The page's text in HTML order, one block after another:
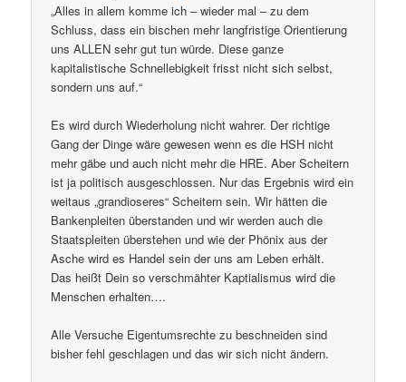
„Alles in allem komme ich – wieder mal – zu dem
Schluss, dass ein bischen mehr langfristige Orientierung
uns ALLEN sehr gut tun würde. Diese ganze
kapitalistische Schnellebigkeit frisst nicht sich selbst,
sondern uns auf.“
Es wird durch Wiederholung nicht wahrer. Der richtige
Gang der Dinge wäre gewesen wenn es die HSH nicht
mehr gäbe und auch nicht mehr die HRE. Aber Scheitern
ist ja politisch ausgeschlossen. Nur das Ergebnis wird ein
weitaus „grandioseres“ Scheitern sein. Wir hätten die
Bankenpleiten überstanden und wir werden auch die
Staatspleiten überstehen und wie der Phönix aus der
Asche wird es Handel sein der uns am Leben erhält.
Das heißt Dein so verschmähter Kaptialismus wird die
Menschen erhalten….
Alle Versuche Eigentumsrechte zu beschneiden sind
bisher fehl geschlagen und das wir sich nicht ändern.